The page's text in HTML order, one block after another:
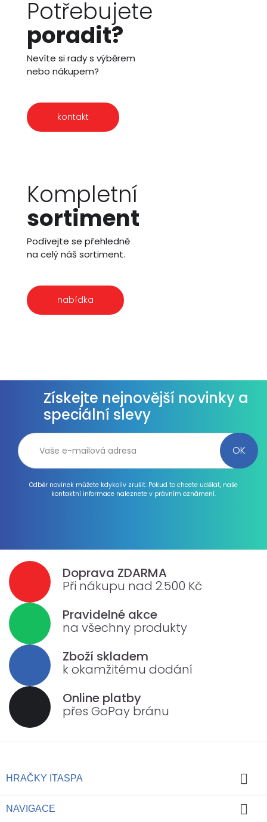
Potřebujete
poradit?
Nevíte si rady s výběrem
nebo nákupem?
kontakt
Kompletní
sortiment
Podívejte se přehledně
na celý náš sortiment.
nabídka
Získejte nejnovější novinky a
speciální slevy
Odběr novinek můžete kdykoliv zrušit. Pokud to chcete udělat, naše
kontaktní informace naleznete v právním oznámení.
Doprava ZDARMA
Při nákupu nad 2.500 Kč
Pravidelné akce
na všechny produkty
Zboží skladem
k okamžitému dodání
Online platby
přes GoPay bránu
HRAČKY ITASPA 
NAVIGACE 